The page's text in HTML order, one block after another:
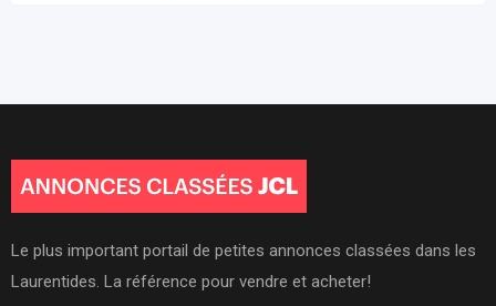
Le plus important portail de petites annonces classées dans les
Laurentides. La référence pour vendre et acheter!